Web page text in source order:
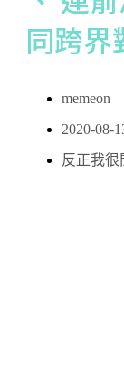
同跨界
memeon
2020-08-
反正我很